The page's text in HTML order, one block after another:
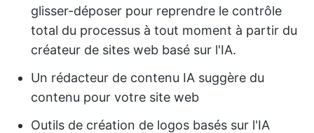
glisser-déposer pour reprendre le contrôle
total du processus à tout moment à partir du
créateur de sites web basé sur l'IA.
Un rédacteur de contenu IA suggère du
contenu pour votre site web
Outils de création de logos basés sur l'IA